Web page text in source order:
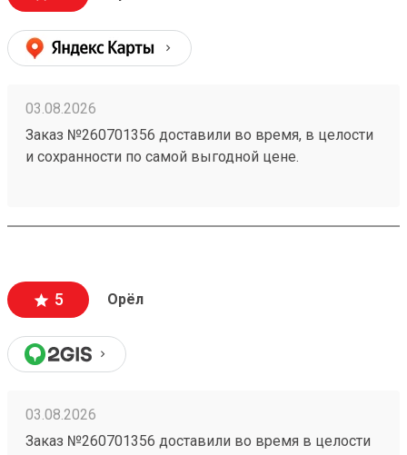
03.08.2026
Заказ №260701356 доставили во время, в целости
и сохранности по самой выгодной цене.
5 Орёл
03.08.2026
Заказ №260701356 доставили во время в целости